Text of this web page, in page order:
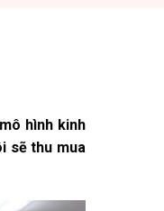
hình kinh
sẽ thu mua